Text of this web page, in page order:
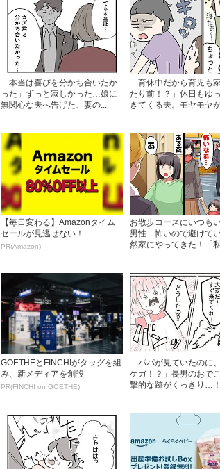
「本当は喜びを分かち合いたか
った」ずっと寂しかった…娘に
無関心な夫へ告げた、妻の...
「育休中だから育児も
たり前！？」休日もゆ
きてくる夫。モヤモヤが
【毎日変わる】Amazonタイム
セールが見逃せない！
PR(Amazon)
お散歩コースにいつも
男性…怖いので避けて
然家にやってきた！「私
GOETHEとFINCHIがタッグを組
み、新メディアを創設
PR(FINCHI on GOETHE)
「パパが見ていたのに
ケガ！？」長男のおで
撃的な跡がくっきり…！